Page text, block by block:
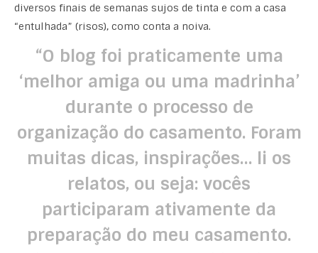
diversos finais de semanas sujos de tinta e com a casa
“entulhada” (risos), como conta a noiva.
“O blog foi praticamente uma
‘melhor amiga ou uma madrinha’
durante o processo de
organização do casamento. Foram
muitas dicas, inspirações… li os
relatos, ou seja: vocês
participaram ativamente da
preparação do meu casamento.